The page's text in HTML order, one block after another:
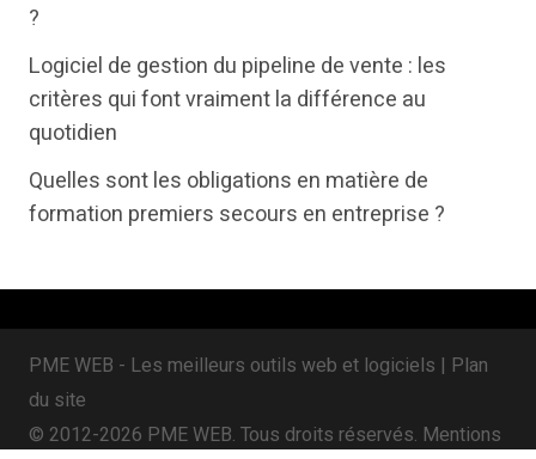
r
k
n
?
Logiciel de gestion du pipeline de vente : les
critères qui font vraiment la différence au
quotidien
Quelles sont les obligations en matière de
formation premiers secours en entreprise ?
PME WEB - Les meilleurs outils web et logiciels | Plan
du site
© 2012-2026 PME WEB. Tous droits réservés. Mentions